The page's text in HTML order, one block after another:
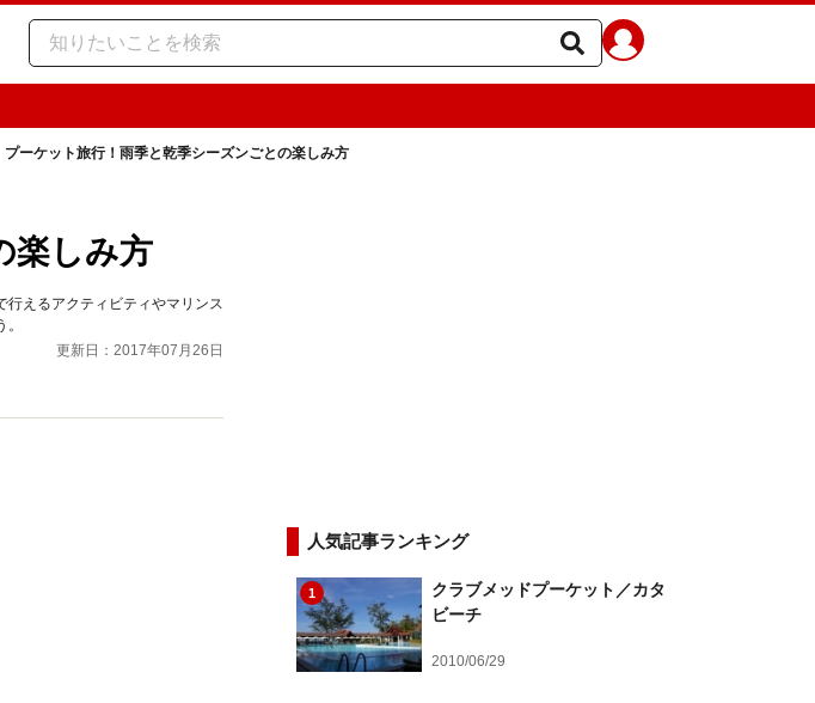
プーケット旅行！雨季と乾季シーズンごとの楽しみ方
楽しみ方
行えるアクティビティやマリンス
更新日：2017年07月26日
人気記事ランキング
1
クラブメッドプーケット／カタ
ビーチ
2010/06/29